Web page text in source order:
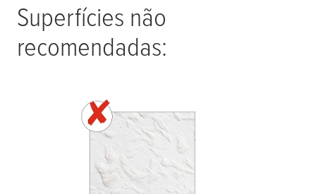
Superfícies não
recomendadas: